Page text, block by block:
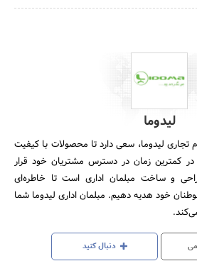
لیدوما
تجاری لیدوما، سعی دارد تا محصولات با کیفیت
کمترین زمان در دسترس مشتریان خود قرار
و ساخت مبلمان اداری است تا خاطره‌ای
خود هدیه دهیم. مبلمان اداری لیدوما شما
دنبال کنید